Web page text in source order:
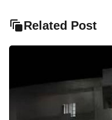
Related Post